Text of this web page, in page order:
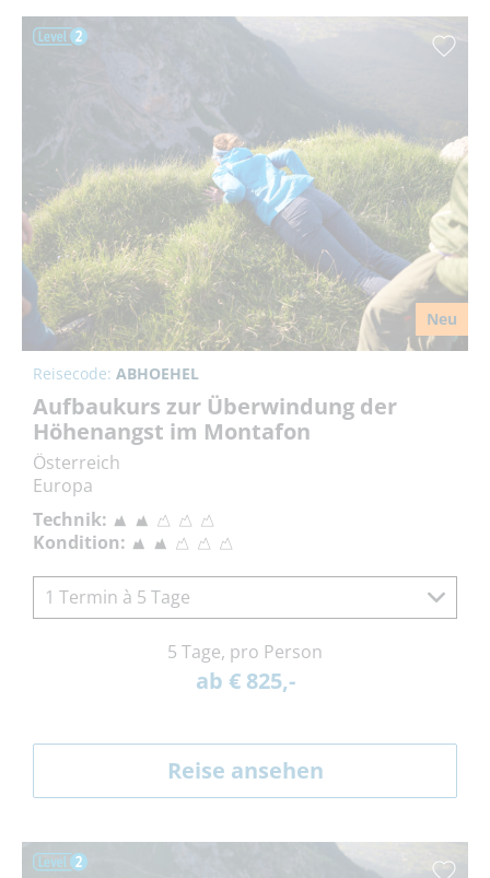
Neu
Reisecode: ABHOEHEL
Aufbaukurs zur Überwindung der
Höhenangst im Montafon
Österreich
Europa
Technik:
Kondition:
1 Termin à 5 Tage
5 Tage, pro Person
ab € 825,-
Reise ansehen